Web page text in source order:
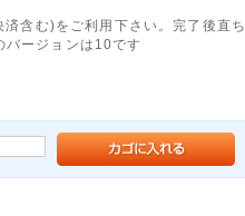
含む)をご利用下さい。完了後直ち
ージョンは10です